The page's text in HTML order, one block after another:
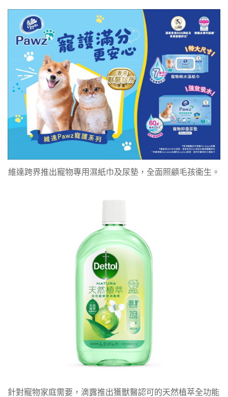
維達跨界推出寵物專用濕紙巾及尿墊，全面照顧毛孩衞生。
針對寵物家庭需要，滴露推出獲獸醫認可的天然植萃全功能